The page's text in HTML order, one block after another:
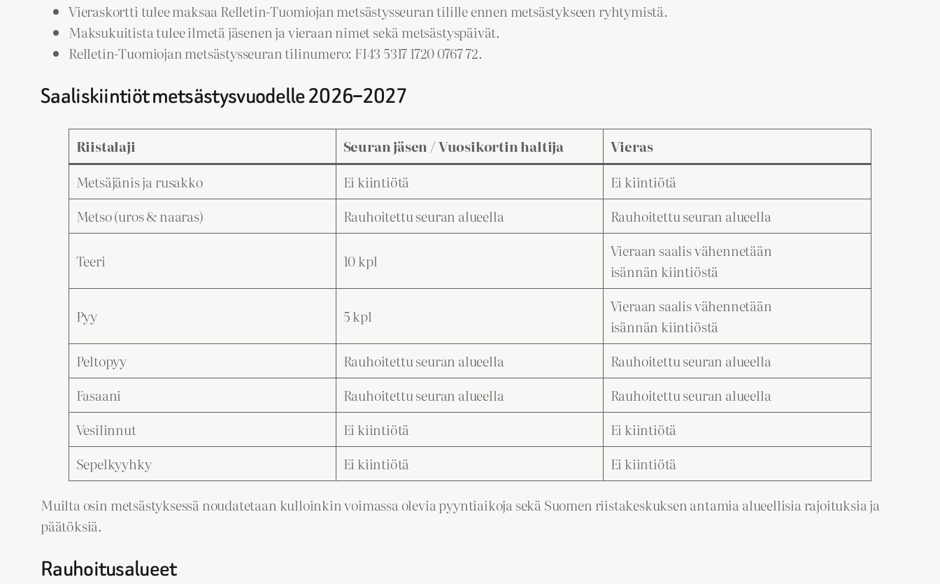
Vieraskortti tulee maksaa Relletin-Tuomiojan metsästysseuran tilille ennen metsästykseen ryhtymistä.
Maksukuitista tulee ilmetä jäsenen ja vieraan nimet sekä metsästyspäivät.
Relletin-Tuomiojan metsästysseuran tilinumero: FI43 5317 1720 0767 72.
Saaliskiintiöt metsästysvuodelle 2026–2027
Riistalaji Seuran jäsen / Vuosikortin haltija
Vieras
Metsäjänis ja rusakko
Ei kiintiötä
Ei kiintiötä
Metso (uros & naaras)
Rauhoitettu seuran alueella Rauhoitettu seuran alueella
Teeri 10 kpl
Vieraan saalis vähennetään
isännän kiintiöstä
Pyy 5 kpl
Vieraan saalis vähennetään
isännän kiintiöstä
Peltopyy
Rauhoitettu seuran alueella
Rauhoitettu seuran alueella
Fasaani
Rauhoitettu seuran alueella
Rauhoitettu seuran alueella
Vesilinnut
Ei kiintiötä
Ei kiintiötä
Sepelkyyhky
Ei kiintiötä Ei kiintiötä
Muilta osin metsästyksessä noudatetaan kulloinkin voimassa olevia pyyntiaikoja sekä Suomen riistakeskuksen antamia alueellisia rajoituksia ja
päätöksiä.
Rauhoitusalueet